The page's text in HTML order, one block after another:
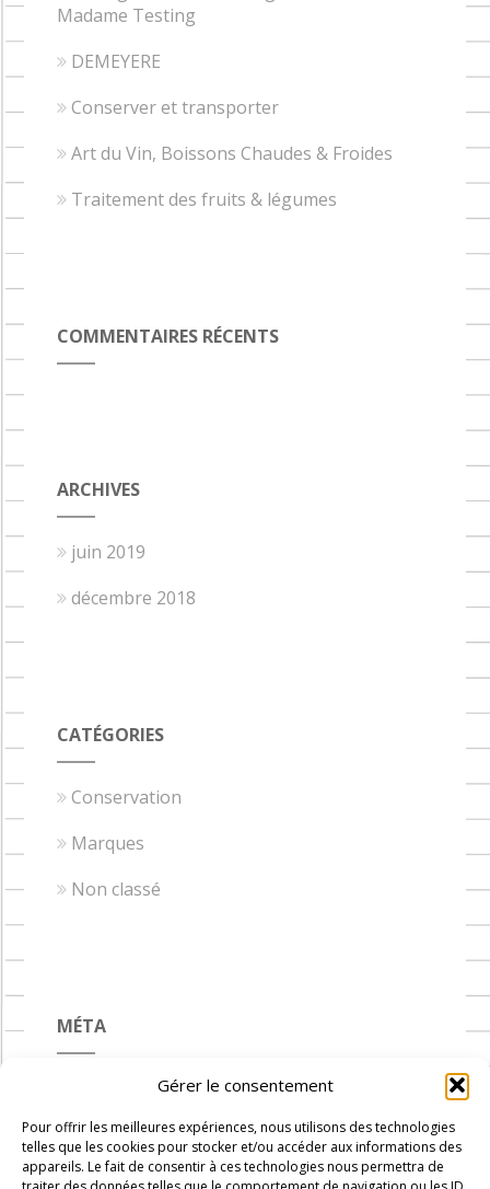
Gérer le consentement
Pour offrir les meilleures expériences, nous utilisons des technologies
telles que les cookies pour stocker et/ou accéder aux informations des
appareils. Le fait de consentir à ces technologies nous permettra de
Madame Testing
DEMEYERE
Conserver et transporter
Art du Vin, Boissons Chaudes & Froides
Traitement des fruits & légumes
COMMENTAIRES RÉCENTS
ARCHIVES
juin 2019
décembre 2018
CATÉGORIES
Conservation
Marques
Non classé
MÉTA
Connexion
Flux des publications
Flux des commentaires